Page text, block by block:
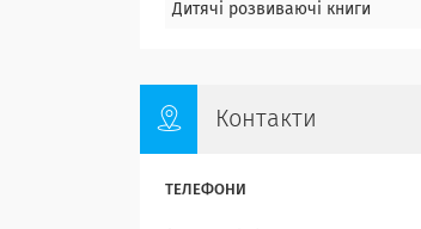
Дитячі розвиваючі книги
Контакти